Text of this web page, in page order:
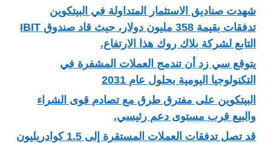
شهدت صناديق الاستثمار المتداولة في البيتكوين
تدفقات بقيمة 358 مليون دولار، حيث قاد صندوق IBIT
التابع لشركة بلاك روك هذا الارتفاع.
يتوقع سي زد أن تندمج العملات المشفرة في
التكنولوجيا اليومية بحلول عام 2031
البيتكوين على مفترق طرق مع تصادم قوى الشراء
والبيع قرب مستوى دعم رئيسي.
قد تصل تدفقات العملات المستقرة إلى 1.5 كوادريليون